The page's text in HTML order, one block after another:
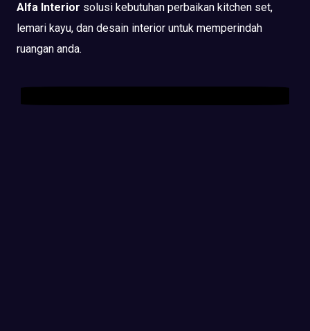
Alfa Interior solusi kebutuhan perbaikan kitchen set,
lemari kayu, dan desain interior untuk memperindah
ruangan anda.